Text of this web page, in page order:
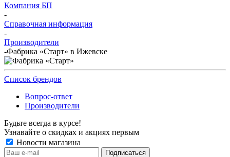
Компания БП
-
Справочная информация
-
Производители
-Фабрика «Старт» в Ижевске
Список брендов
Вопрос-ответ
Производители
Будьте всегда в курсе!
Узнавайте о скидках и акциях первым
Новости магазина